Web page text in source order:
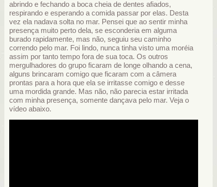
abrindo e fechando a boca cheia de dentes afiados,
respirando e esperando a comida passar por elas. Desta
vez ela nadava solta no mar. Pensei que ao sentir minha
presença muito perto dela, se esconderia em alguma
burado rapidamente, mas não, seguiu seu caminho
correndo pelo mar. Foi lindo, nunca tinha visto uma moréia
assim por tanto tempo fora de sua toca. Os outros
mergulhadores do grupo ficaram de longe olhando a cena,
alguns brincaram comigo que ficaram com a câmera
prontas para a hora que ela se irritasse comigo e desse
uma mordida grande. Mas não, não parecia estar irritada
com minha presença, somente dançava pelo mar. Veja o
vídeo abaixo.